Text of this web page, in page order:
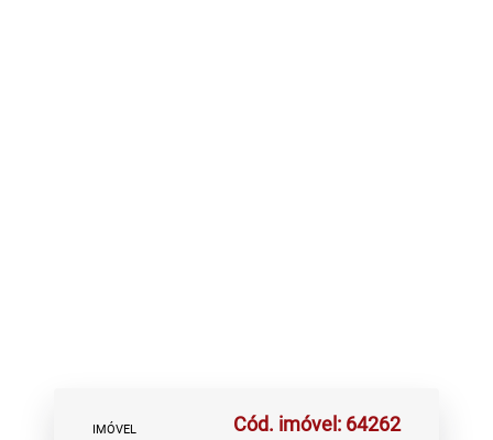
IMÓVEL Cód. imóvel: 64262